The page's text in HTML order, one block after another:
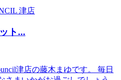
津店
ト...
津店の藤木まゆです。 毎日